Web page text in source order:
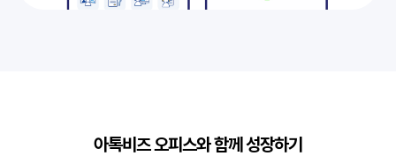
아톡비즈 오피스와 함께 성장하기